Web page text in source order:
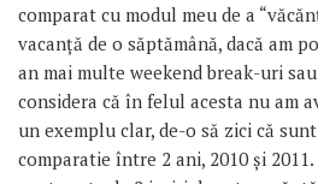
comparat cu modul meu de a
vacanță de o săptămână, dacă am
an mai multe weekend break-uri
considera că în felul acesta nu am
un exemplu clar, de-o să zici că
comparatie între 2 ani, 2010 și